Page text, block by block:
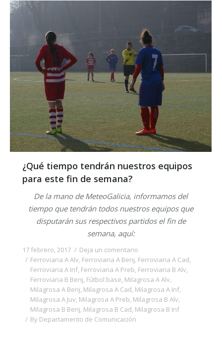
¿Qué tiempo tendrán nuestros equipos
para este fin de semana?
De la mano de MeteoGalicia, informamos del
tiempo que tendrán todos nuestros equipos que
disputarán sus respectivos partidos el fin de
semana, aquí:
17 febrero, 2017
Deja un comentario
Ferroviaria A Alv, Ferroviaria A Benj, Ferroviaria A Cad,
Ferroviaria A Inf, Ferroviaria A Preb, Ferroviaria B Alv,
Ferroviaria B Benj, Fútbol base, Milagrosa A Alv,
Milagrosa A Benj, Milagrosa A Cad, Milagrosa A Inf,
Milagrosa A Juv, Milagrosa A Preb, Milagrosa B Alv,
Milagrosa B Benj, Milagrosa B Cad, Milagrosa B Inf
By Departamento de Comunicación